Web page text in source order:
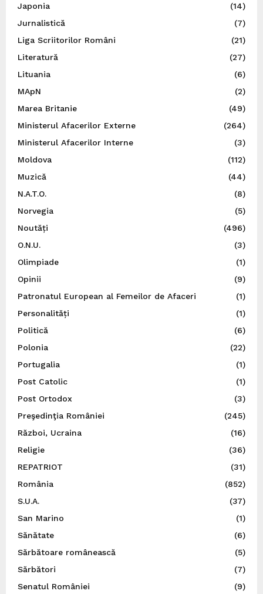
Japonia
(14)
Jurnalistică
(7)
Liga Scriitorilor Români
(21)
Literatură
(27)
Lituania
(6)
MApN
(2)
Marea Britanie
(49)
Ministerul Afacerilor Externe
(264)
Ministerul Afacerilor Interne
(3)
Moldova
(112)
Muzică
(44)
N.A.T.O.
(8)
Norvegia
(5)
Noutăți
(496)
O.N.U.
(3)
Olimpiade
(1)
Opinii
(9)
Patronatul European al Femeilor de Afaceri
(1)
Personalități
(1)
Politică
(6)
Polonia
(22)
Portugalia
(1)
Post Catolic
(1)
Post Ortodox
(3)
Preşedinţia României
(245)
Război, Ucraina
(16)
Religie
(36)
REPATRIOT
(31)
România
(852)
S.U.A.
(37)
San Marino
(1)
Sănătate
(6)
Sărbătoare românească
(5)
Sărbători
(7)
Senatul României
(9)